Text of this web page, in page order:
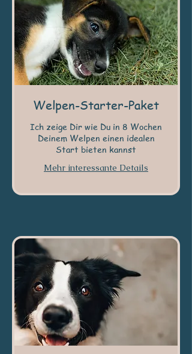
Welpen-Starter-Paket
Ich zeige Dir wie Du in 8 Wochen
Deinem Welpen einen idealen
Start bieten kannst
Mehr interessante Details